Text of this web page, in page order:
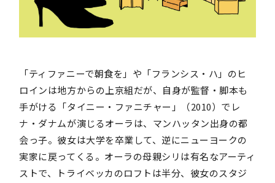
「ティファニーで朝食を」や「フランシス・ハ」のヒ
ロインは地方からの上京組だが、自身が監督・脚本も
手がける「タイニー・ファニチャー」（2010）でレ
ナ・ダナムが演じるオーラは、マンハッタン出身の都
会っ子。彼女は大学を卒業して、逆にニューヨークの
実家に戻ってくる。オーラの母親シリは有名なアーティ
ストで、トライベッカのロフトは半分、彼女のスタジ